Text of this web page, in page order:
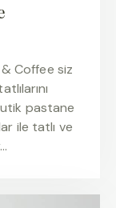
& Coffee siz
pastane
ile tatlı ve